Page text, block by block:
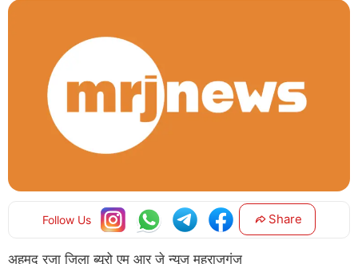
Follow Us Share
अहमद रजा जिला ब्यूरो एम आर जे न्यूज महराजगंज